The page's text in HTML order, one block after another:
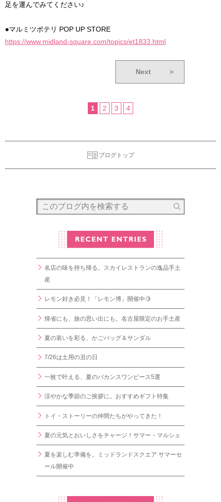
足を運んでみてください♪
●マルミツポテリ POP UP STORE
https://www.midland-square.com/topics/et1833.html
1 2 3 4
Next ＞
ブログトップ
名店の味を持ち帰る。スカイレストランの逸品手土
産
レモン好き必見！「レモン博」開催中🍋
帰省にも、旅の思い出にも。名古屋限定のお手土産
夏の装いを彩る、かごバッグ＆サンダル
7/26は土用の丑の日
一枚で叶える、夏のバカンスワンピース5選
涼やかな季節のご挨拶に。おすすめギフト特集
トイ・ストーリーの仲間たちがやってきた！
夏の元気とおいしさをチャージ！サマー・マルシェ
夏を楽しむ準備を。ミッドランドスクエア サマーセ
ール開催中